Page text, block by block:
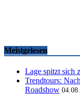
Meistgelesen
Lage spitzt sich
Trendtours:
Roadshow